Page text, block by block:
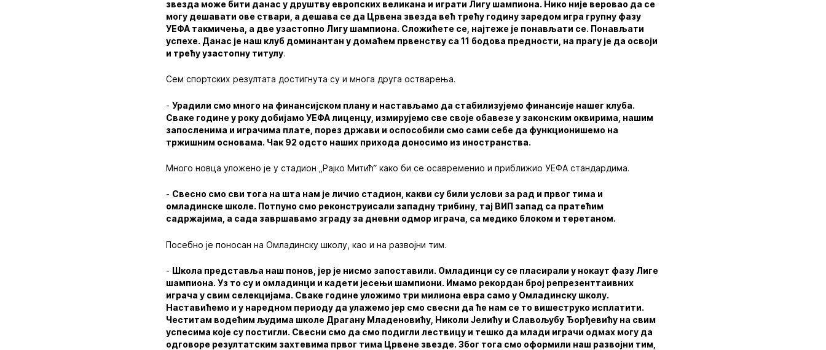
звезда може бити данас у друштву европских великана и играти Лигу шампиона. Нико није веровао да се
могу дешавати ове ствари, а дешава се да Црвена звезда већ трећу годину заредом игра групну фазу
УЕФА такмичења, а две узастопно Лигу шампиона. Сложићете се, најтеже је понављати се. Понављати
успехе. Данас је наш клуб доминантан у домаћем првенству са 11 бодова предности, на прагу је да освоји
и трећу узастопну титулу.
Сем спортских резултата достигнута су и многа друга остварења.
-Урадили смо много на финансијском плану и настављамо да стабилизујемо финансије нашег клуба.
Сваке године у року добијамо УЕФА лиценцу, измирујемо све своје обавезе у законским оквирима, нашим
запосленима и играчима плате, порез држави и оспособили смо сами себе да функционишемо на
тржишним основама. Чак 92 одсто наших прихода доносимо из иностранства.
Много новца уложено је у стадион „Рајко Митић“ како би се осавременио и приближио УЕФА стандардима.
- Свесно смо сви тога на шта нам је личио стадион, какви су били услови за рад и првог тима и
омладинске школе. Потпуно смо реконструисали западну трибину, тај ВИП запад са пратећим
садржајима, а сада завршавамо зграду за дневни одмор играча, са медико блоком и теретаном.
Посебно је поносан на Омладинску школу, као и на развојни тим.
- Школа представља наш понов, јер је нисмо запоставили. Омладинци су се пласирали у нокаут фазу Лиге
шампиона. Уз то су и омладинци и кадети јесењи шампиони. Имамо рекордан број репрезенттаивних
играча у свим селекцијама. Сваке године уложимо три милиона евра само у Омладинску школу.
Наставићемо и у наредном периоду да улажемо јер смо свесни да ће нам се то вишеструко исплатити.
Честитам водећим људима школе Драгану Младеновићу, Николи Јелићу и Славољубу Ђорђевићу на свим
успесима које су постигли. Свесни смо да смо подигли лествицу и тешко да млади играчи одмах могу да
одговоре резултатским захтевима првог тима Црвене звезде. Због тога смо оформили наш развојни тим,